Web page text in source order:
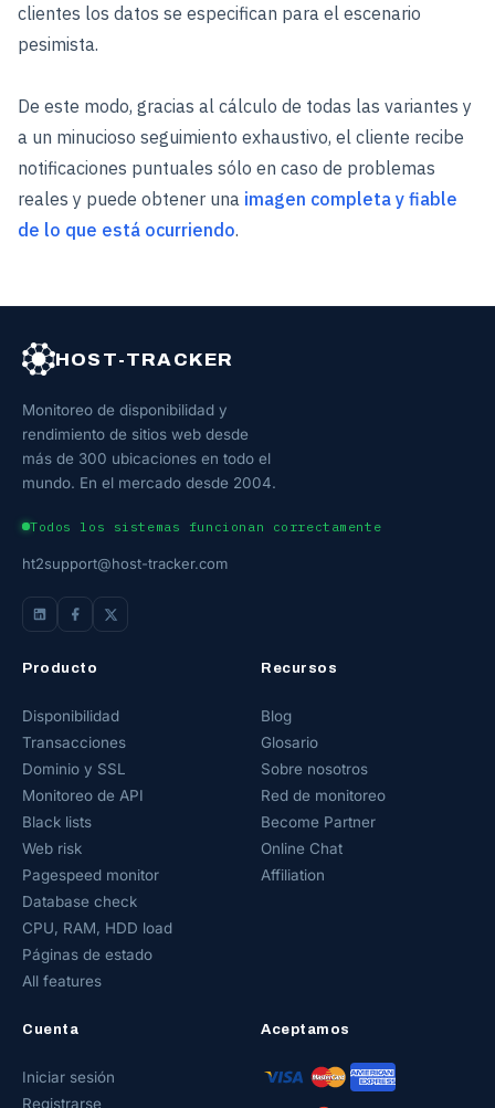
clientes los datos se especifican para el escenario
pesimista.
De este modo, gracias al cálculo de todas las variantes y
a un minucioso seguimiento exhaustivo, el cliente recibe
notificaciones puntuales sólo en caso de problemas
reales y puede obtener una imagen completa y fiable
de lo que está ocurriendo.
HOST-TRACKER
Monitoreo de disponibilidad y
rendimiento de sitios web desde
más de 300 ubicaciones en todo el
mundo. En el mercado desde 2004.
Todos los sistemas funcionan correctamente
ht2support@host-tracker.com
Producto
Disponibilidad
Transacciones
Dominio y SSL
Monitoreo de API
Black lists
Web risk
Pagespeed monitor
Database check
CPU, RAM, HDD load
Páginas de estado
All features
Recursos
Blog
Glosario
Sobre nosotros
Red de monitoreo
Become Partner
Online Chat
Affiliation
Cuenta
Iniciar sesión
Registrarse
Aceptamos